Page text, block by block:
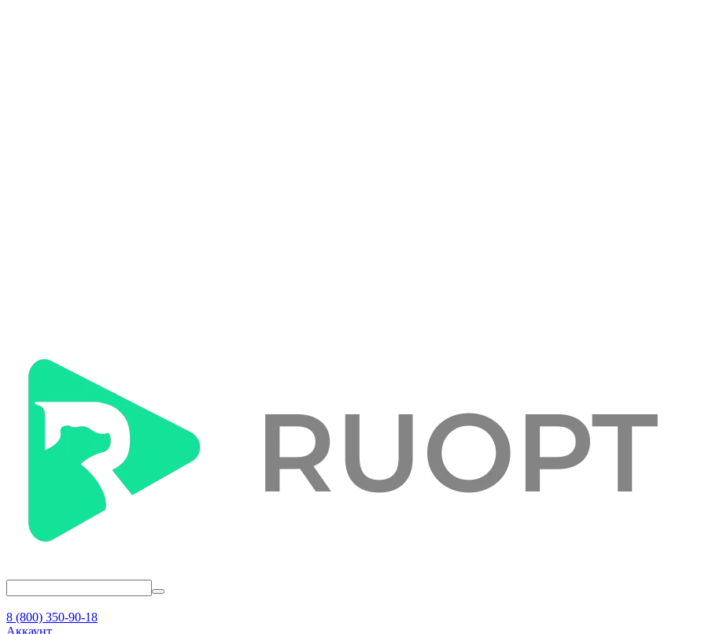
8 (800) 350-90-18
Аккаунт